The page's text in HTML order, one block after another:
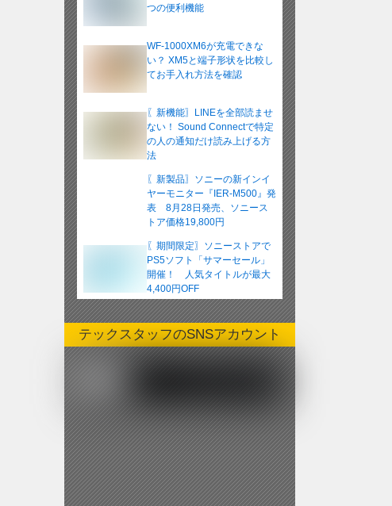
つの便利機能
WF-1000XM6が充電できな
い？ XM5と端子形状を比較し
てお手入れ方法を確認
〖新機能〗LINEを全部読ませ
ない！ Sound Connectで特定
の人の通知だけ読み上げる方
法
〖新製品〗ソニーの新インイ
ヤーモニター『IER-M500』発
表 8月28日発売、ソニース
トア価格19,800円
〖期間限定〗ソニーストアで
PS5ソフト「サマーセール」
開催！ 人気タイトルが最大
4,400円OFF
テックスタッフのSNSアカウント